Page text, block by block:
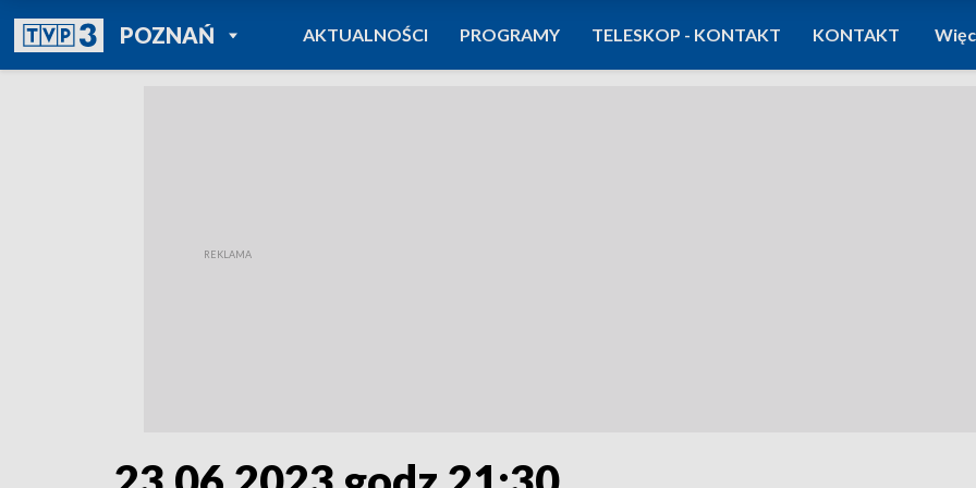
POZNAŃPOWRÓT DO
TVP REGIONY
AKTUALNOŚCI PROGRAMY TELESKOP - KONTAKT KONTAKT